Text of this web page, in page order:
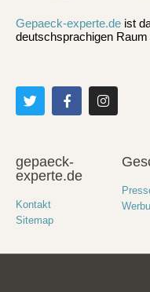
Gepaeck-experte.de ist
deutschsprachigen
gepaeck-
experte.de
Kontakt
Sitemap